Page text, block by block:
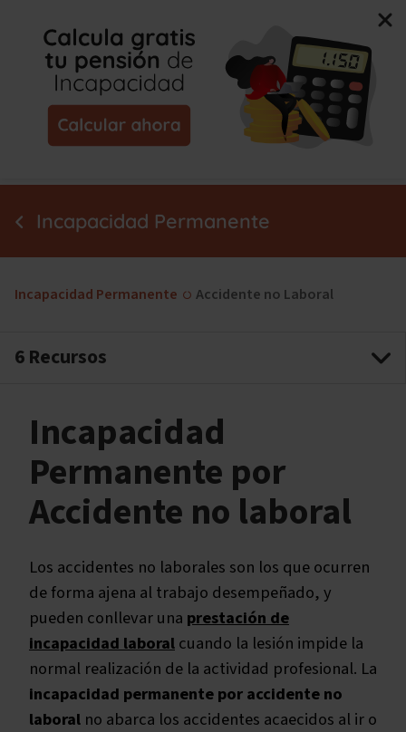
Nuevo libro de Jorge Campmany:
El Método MAPA, la
guía paso a paso para tu incapacidad permanente.
¡Consíguelo ya!
Incapacidad Permanente
Incapacidad Permanente Accidente no Laboral
Incapacidad
Permanente por
Accidente no laboral
Los accidentes no laborales son los que ocurren
de forma ajena al trabajo desempeñado, y
pueden conllevar una prestación de
incapacidad laboralcuando la lesión impide la
normal realización de la actividad profesional. La
incapacidad permanente por accidente no
laboral no abarca los accidentes acaecidos al ir o
6 Recursos
Enfermedad profesional
Accidente de trabajo
Accidente no laboral
Accidente de tráfico
Negligencia médica